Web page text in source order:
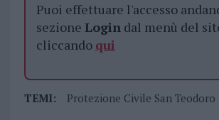
Puoi effettuare l'accesso
sezione Logindal menù del
cliccando qui
TEMI: Protezione Civile San Teodoro